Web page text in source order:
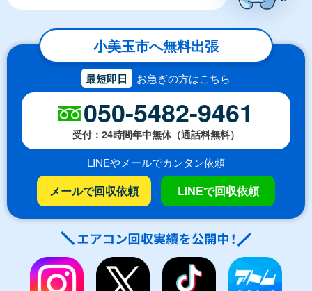
小美玉市へ無料出張
最短即日 お急ぎの方はこちら
050-5482-9461
受付：24時間年中無休（通話料無料）
LINEやメールでカンタン依頼
メールで回収依頼 LINEで回収依頼